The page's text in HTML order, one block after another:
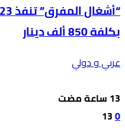
بكلفة 850 ألف دينار
عربي و دولي
0
13